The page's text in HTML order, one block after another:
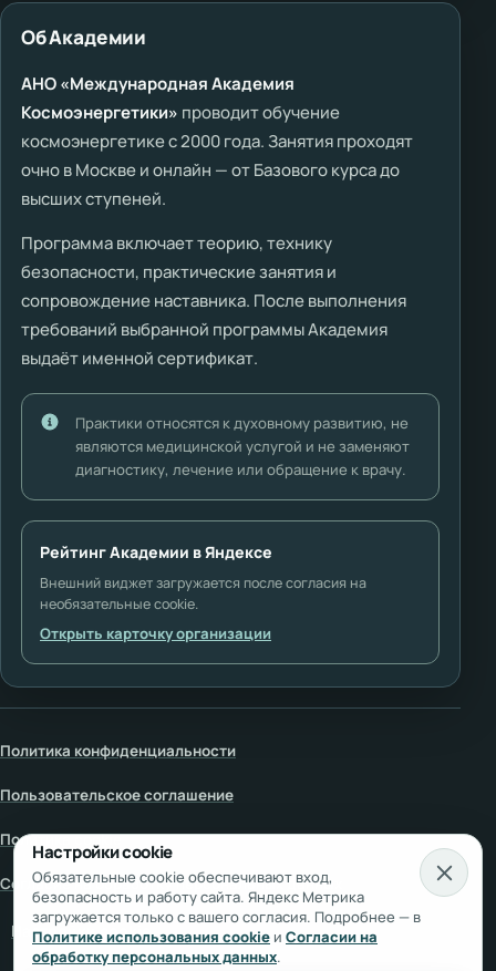
Об Академии
АНО «Международная Академия
Космоэнергетики» проводит обучение
космоэнергетике с 2000 года. Занятия проходят
очно в Москве и онлайн — от Базового курса до
высших ступеней.
Программа включает теорию, технику
безопасности, практические занятия и
сопровождение наставника. После выполнения
требований выбранной программы Академия
выдаёт именной сертификат.
Практики относятся к духовному развитию, не
являются медицинской услугой и не заменяют
диагностику, лечение или обращение к врачу.
Рейтинг Академии в Яндексе
Внешний виджет загружается после согласия на
необязательные cookie.
Открыть карточку организации
Политика конфиденциальности
Пользовательское соглашение
Политика cookie
Согласие на обработку персональных данных
Настройки cookie
Настройки cookie
Обязательные cookie обеспечивают вход,
безопасность и работу сайта. Яндекс Метрика
загружается только с вашего согласия. Подробнее — в
Политике использования cookie и Согласии на
обработку персональных данных.